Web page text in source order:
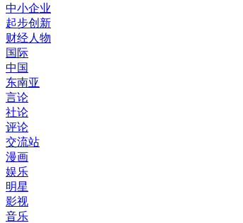
中小企业
起步创新
财经人物
国际
中国
东南亚
言论
社论
评论
交流站
漫画
娱乐
明星
影视
音乐